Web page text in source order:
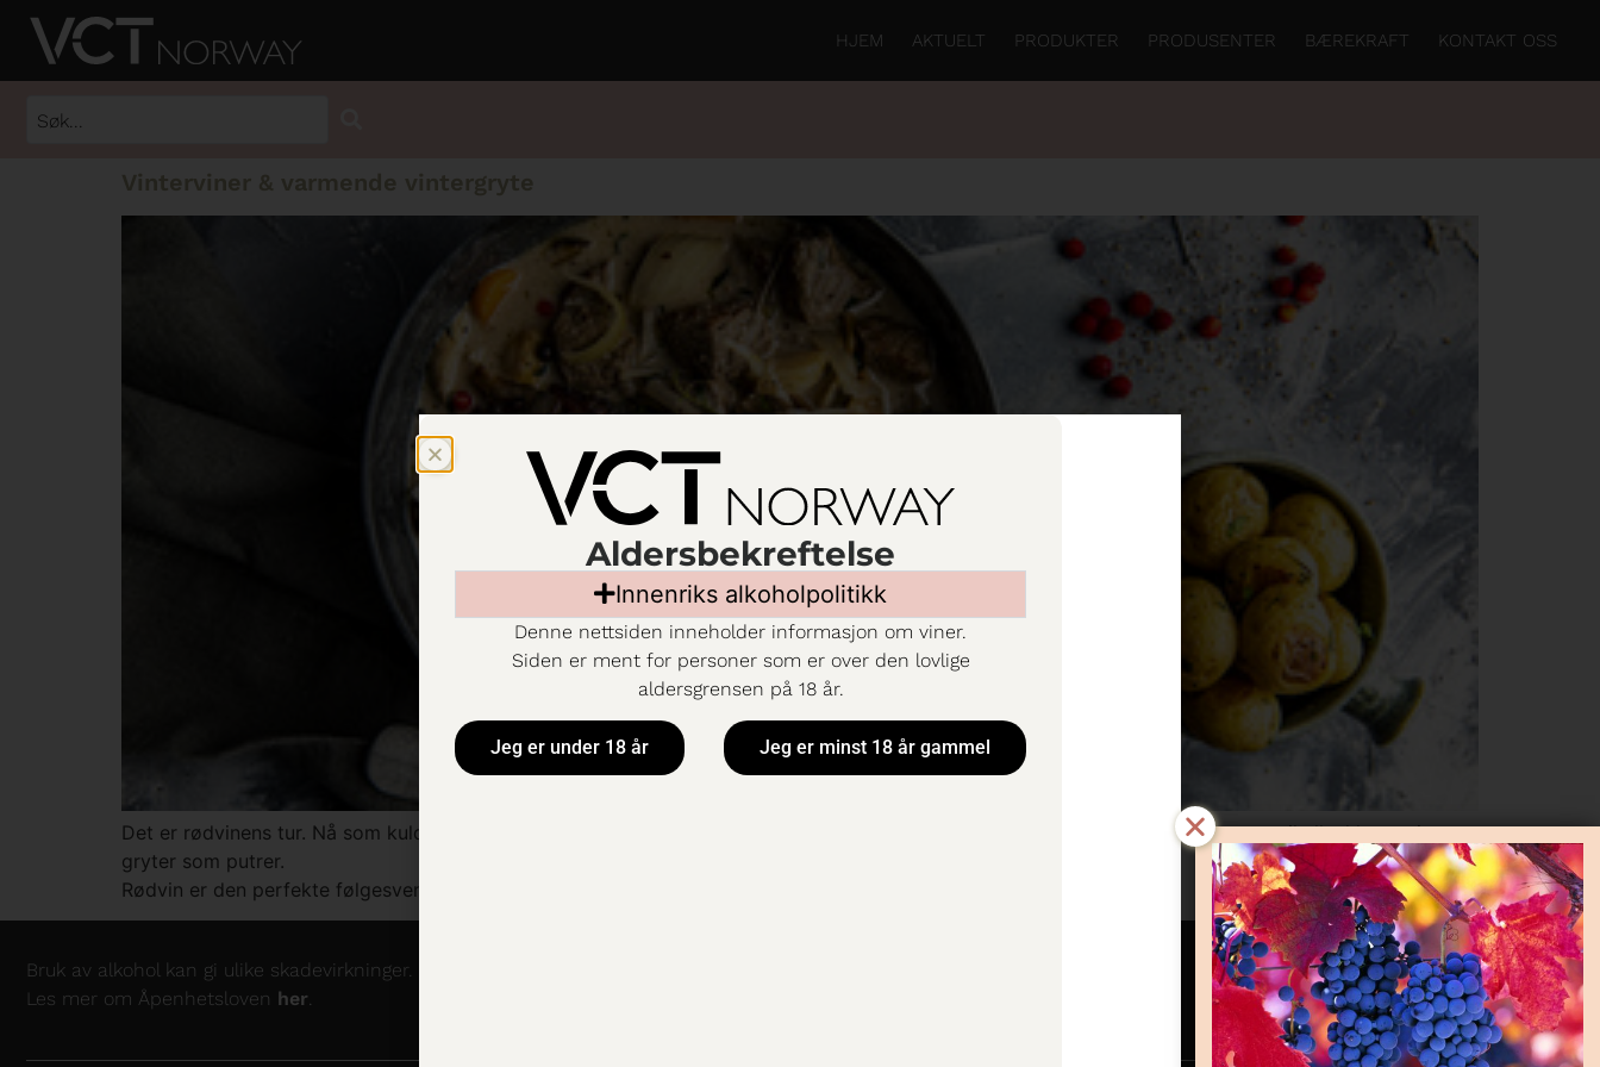
HJEM AKTUELT PRODUKTER PRODUSENTER BÆREKRAFT KONTAKT OSS
Vinterviner & varmende vintergryte
Det er rødvinens tur. Nå som kulda kryper inn og mørket faller tidligere, trenger vi noe med mer fylde i glasset. Noe som passer til ullsokker, peis og
gryter som putrer.
Rødvin er den perfekte følgesvennen til vintergryter og ovnsbakte rotgrønnsaker.
Bruk av alkohol kan gi ulike skadevirkninger. Nærmere informasjon finner du
Les mer om Åpenhetsloven her.
Aldersbekreftelse
Innenriks alkoholpolitikk
Denne nettsiden inneholder informasjon om viner.
Siden er ment for personer som er over den lovlige
aldersgrensen på 18 år.
Jeg er under 18 år Jeg er minst 18 år gammel